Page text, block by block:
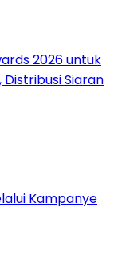
2026 untuk
Distribusi Siaran
Kampanye